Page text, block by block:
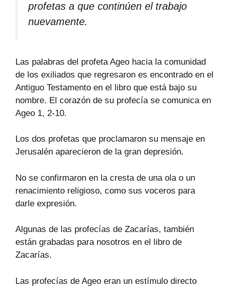
profetas a que continúen el trabajo
nuevamente.
Las palabras del profeta Ageo hacia la comunidad
de los exiliados que regresaron es encontrado en el
Antiguo Testamento en el libro que está bajo su
nombre. El corazón de su profecía se comunica en
Ageo 1, 2-10.
Los dos profetas que proclamaron su mensaje en
Jerusalén aparecieron de la gran depresión.
No se confirmaron en la cresta de una ola o un
renacimiento religioso, como sus voceros para
darle expresión.
Algunas de las profecías de Zacarías, también
están grabadas para nosotros en el libro de
Zacarías.
Las profecías de Ageo eran un estímulo directo